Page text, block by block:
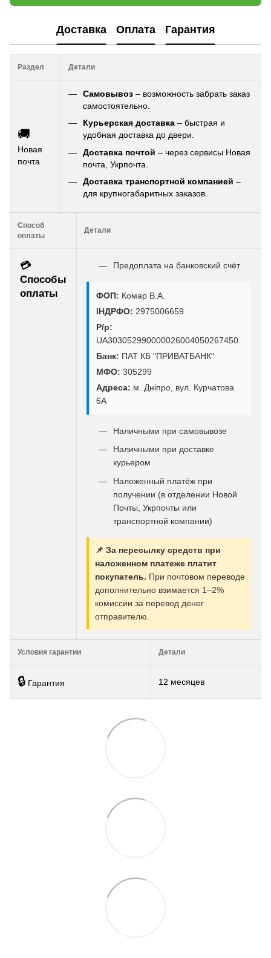
Доставка Оплата Гарантия
Раздел Детали
🚚
Новая
почта
Самовывоз – возможность забрать заказ
самостоятельно.
Курьерская доставка – быстрая и
удобная доставка до двери.
Доставка почтой – через сервисы Новая
почта, Укрпочта.
Доставка транспортной компанией –
для крупногабаритных заказов.
Способ
оплаты
Детали
💳
Способы
оплаты
Предоплата на банковский счёт
ФОП: Комар В.А.
ІНДРФО: 2975006659
Р/р:
UA303052990000026004050267450
Банк: ПАТ КБ "ПРИВАТБАНК"
МФО: 305299
Адреса: м. Дніпро, вул. Курчатова
6А
Наличными при самовывозе
Наличными при доставке
курьером
Наложенный платёж при
получении (в отделении Новой
Почты, Укрпочты или
транспортной компании)
📌 За пересылку средств при
наложенном платеже платит
покупатель. При почтовом переводе
дополнительно взимается 1–2%
комиссии за перевод денег
отправителю.
Условия гарантии Детали
🔒 Гарантия 12 месяцев